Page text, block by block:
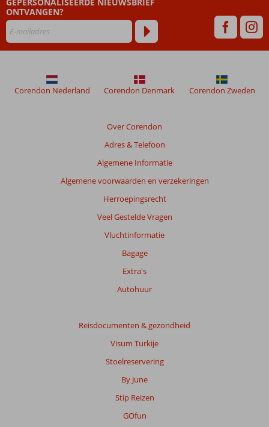
dan
48
niet
weergegeven
om
garanderen.
ONTVANGEN?
Over Corendon
Adres & Telefoon
Algemene Informatie
Algemene voorwaarden en verzekeringen
Herroepingsrecht
Veel Gestelde Vragen
Vluchtinformatie
Bagage
Extra's
Autohuur
Reisdocumenten & gezondheid
Visum Turkije
Stoelreservering
By June
Stip Reizen
GOfun
Corendon Nederland Corendon Denmark Corendon Zweden